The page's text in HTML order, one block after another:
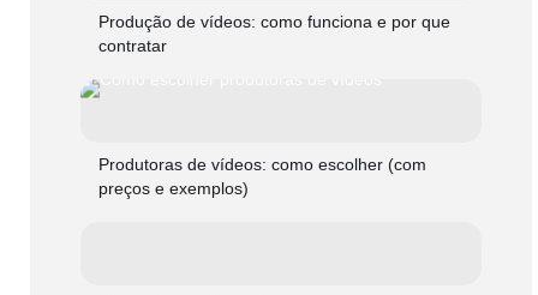
Produção de vídeos: como funciona e por que
contratar
Produtoras de vídeos: como escolher (com
preços e exemplos)